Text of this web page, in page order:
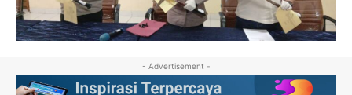
- Advertisement -